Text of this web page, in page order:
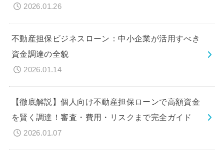
2026.01.26
不動産担保ビジネスローン：中小企業が活用すべき
資金調達の全貌
2026.01.14
【徹底解説】個人向け不動産担保ローンで高額資金
を賢く調達！審査・費用・リスクまで完全ガイド
2026.01.07